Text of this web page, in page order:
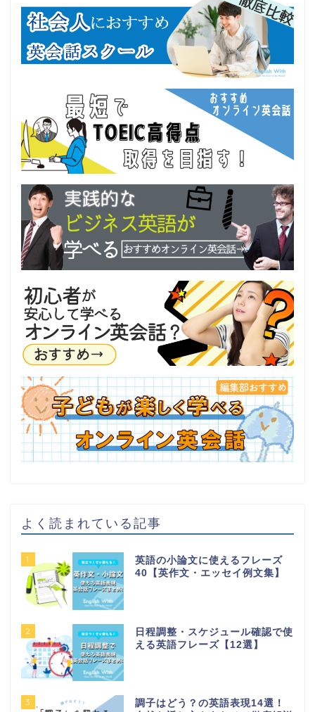
よく読まれている記事
1
英語の小論文に使えるフレーズ
40【英作文・エッセイ例文集】
2
日程調整・スケジュール確認で使
える英語フレーズ【12選】
3
調子はどう？の英語表現14選！